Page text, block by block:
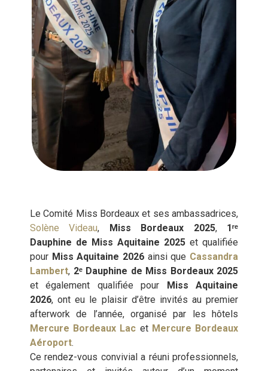
Le Comité Miss Bordeaux et ses ambassadrices,
Solène Videau, Miss Bordeaux 2025, 1ʳᵉ
Dauphine de Miss Aquitaine 2025 et qualifiée
pour Miss Aquitaine 2026 ainsi que Cassandra
Lambert, 2ᵉ Dauphine de Miss Bordeaux 2025
et également qualifiée pour Miss Aquitaine
2026, ont eu le plaisir d’être invités au premier
afterwork de l’année, organisé par les hôtels
Mercure Bordeaux Lac et Mercure Bordeaux
Aéroport.
Ce rendez-vous convivial a réuni professionnels,